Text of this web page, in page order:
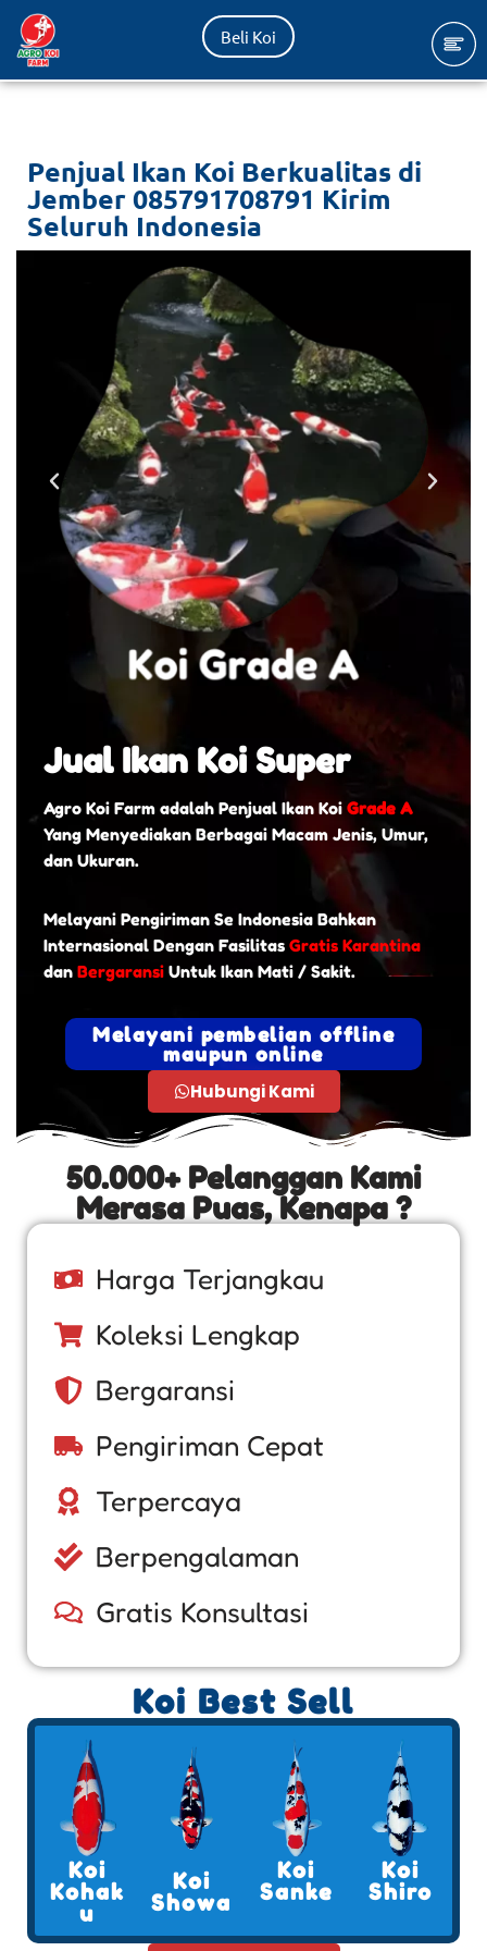
Lompat
ke
Beli Koi
Penjual Ikan Koi Berkualitas di
Jember 085791708791 Kirim
Seluruh Indonesia
Jual Ikan Koi Super
Agro Koi Farm adalah Penjual Ikan Koi Grade A
Yang Menyediakan Berbagai Macam Jenis, Umur,
dan Ukuran.
Melayani Pengiriman Se Indonesia Bahkan
Internasional Dengan Fasilitas Gratis Karantina
dan Bergaransi Untuk Ikan Mati / Sakit.
Melayani pembelian offline
maupun online
Hubungi Kami
50.000+ Pelanggan Kami
Merasa Puas, Kenapa ?
Harga Terjangkau
Koleksi Lengkap
Bergaransi
Pengiriman Cepat
Terpercaya
Berpengalaman
Gratis Konsultasi
Koi Best Sell
Koi
Kohak
u
Koi
Showa
Koi
Sanke
Koi
Shiro